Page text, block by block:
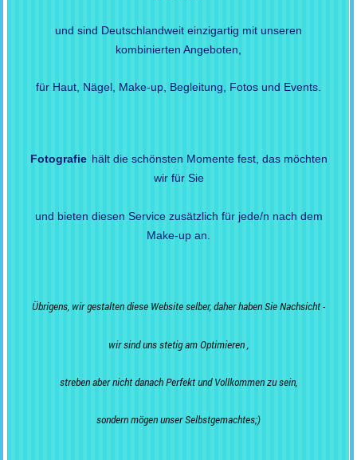
und sind Deutschlandweit einzigartig mit unseren
kombinierten Angeboten,
für Haut, Nägel, Make-up, Begleitung, Fotos und Events.
Fotografie hält die schönsten Momente fest, das möchten
wir für Sie
und bieten diesen Service zusätzlich für jede/n nach dem
Make-up an.
Übrigens, wir gestalten diese Website selber, daher haben Sie Nachsicht -
wir sind uns stetig am Optimieren ,
streben aber nicht danach Perfekt und Vollkommen zu sein,
sondern mögen unser Selbstgemachtes;)